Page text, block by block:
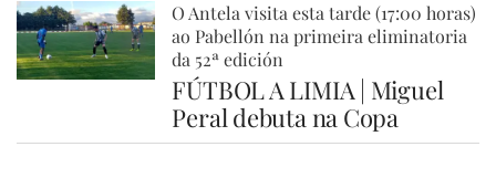
O Antela visita esta tarde (17:00 horas)
ao Pabellón na primeira eliminatoria
da 52ª edición
FÚTBOL A LIMIA | Miguel
Peral debuta na Copa